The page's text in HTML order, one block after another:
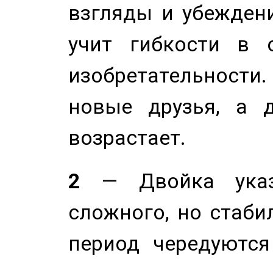
взгляды и
учит гибкости в
новые друзья, а
возрастает.
2 — Двойка
сложного, но
период